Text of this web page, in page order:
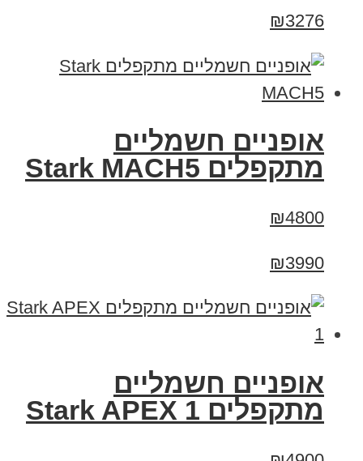
₪3276
‏אופניים חשמליים
‏מתקפלים Stark MACH5
₪4800
₪3990
‏אופניים חשמליים
‏מתקפלים Stark APEX 1